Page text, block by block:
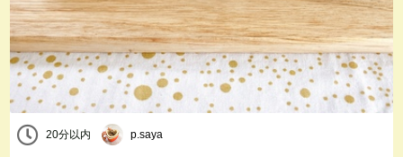
20分以内 p.saya